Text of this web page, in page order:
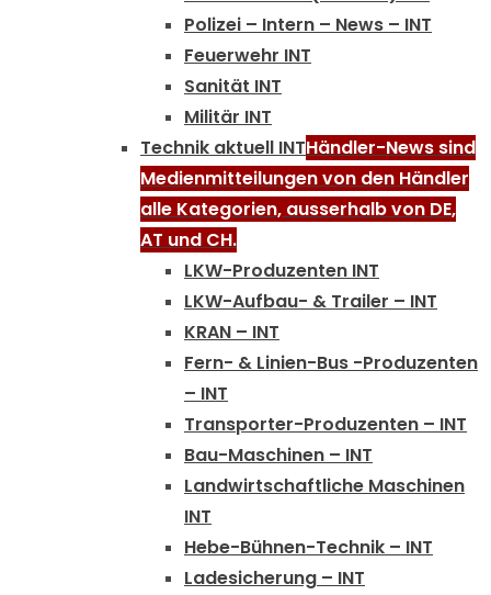
Polizei – Intern – News – INT
Feuerwehr INT
Sanität INT
Militär INT
Technik aktuell INTHändler-News sind
Medienmitteilungen von den Händler
alle Kategorien, ausserhalb von DE,
AT und CH.
LKW-Produzenten INT
LKW-Aufbau- & Trailer – INT
KRAN – INT
Fern- & Linien-Bus -Produzenten
– INT
Transporter-Produzenten – INT
Bau-Maschinen – INT
Landwirtschaftliche Maschinen
INT
Hebe-Bühnen-Technik – INT
Ladesicherung – INT